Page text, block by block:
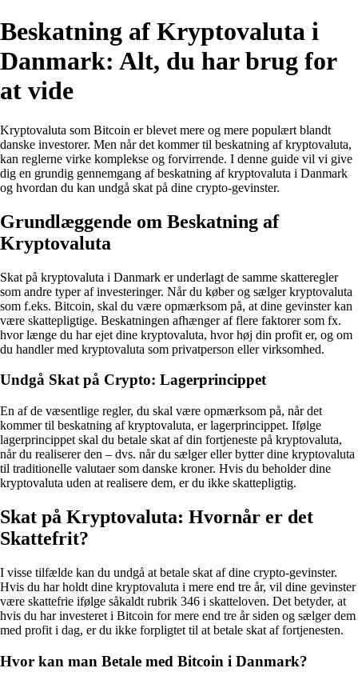
Beskatning af Kryptovaluta i
Danmark: Alt, du har brug for
at vide
Kryptovaluta som Bitcoin er blevet mere og mere populært blandt
danske investorer. Men når det kommer til beskatning af kryptovaluta,
kan reglerne virke komplekse og forvirrende. I denne guide vil vi give
dig en grundig gennemgang af beskatning af kryptovaluta i Danmark
og hvordan du kan undgå skat på dine crypto-gevinster.
Grundlæggende om Beskatning af
Kryptovaluta
Skat på kryptovaluta i Danmark er underlagt de samme skatteregler
som andre typer af investeringer. Når du køber og sælger kryptovaluta
som f.eks. Bitcoin, skal du være opmærksom på, at dine gevinster kan
være skattepligtige. Beskatningen afhænger af flere faktorer som fx.
hvor længe du har ejet dine kryptovaluta, hvor høj din profit er, og om
du handler med kryptovaluta som privatperson eller virksomhed.
Undgå Skat på Crypto: Lagerprincippet
En af de væsentlige regler, du skal være opmærksom på, når det
kommer til beskatning af kryptovaluta, er lagerprincippet. Ifølge
lagerprincippet skal du betale skat af din fortjeneste på kryptovaluta,
når du realiserer den – dvs. når du sælger eller bytter dine kryptovaluta
til traditionelle valutaer som danske kroner. Hvis du beholder dine
kryptovaluta uden at realisere dem, er du ikke skattepligtig.
Skat på Kryptovaluta: Hvornår er det
Skattefrit?
I visse tilfælde kan du undgå at betale skat af dine crypto-gevinster.
Hvis du har holdt dine kryptovaluta i mere end tre år, vil dine gevinster
være skattefrie ifølge såkaldt rubrik 346 i skatteloven. Det betyder, at
hvis du har investeret i Bitcoin for mere end tre år siden og sælger dem
med profit i dag, er du ikke forpligtet til at betale skat af fortjenesten.
Hvor kan man Betale med Bitcoin i Danmark?